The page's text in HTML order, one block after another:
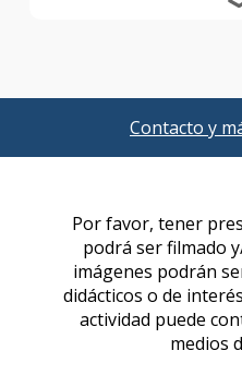
Contacto y